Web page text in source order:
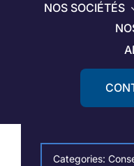
NOS SOCIÉTÉS
Categories: